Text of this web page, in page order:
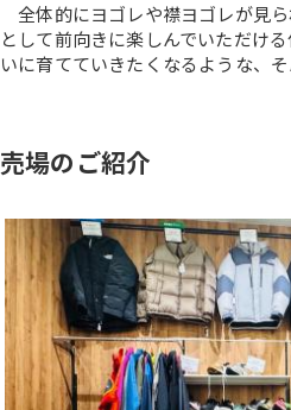
全体的にヨゴレや襟ヨゴレが見
として前向きに楽しんでいただけ
いに育てていきたくなるような、
売場のご紹介